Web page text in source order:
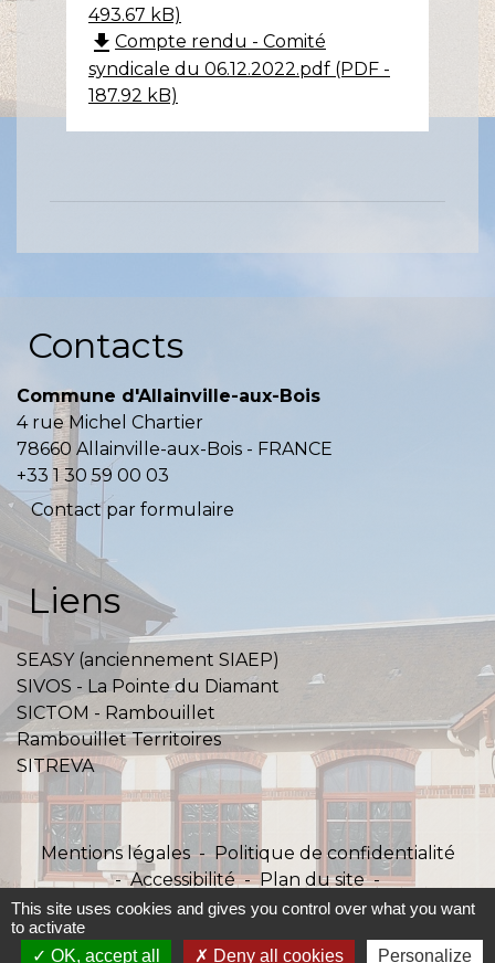
493.67 kB)
file_download Compte rendu - Comité
syndicale du 06.12.2022.pdf (PDF -
187.92 kB)
Contacts
Commune d'Allainville-aux-Bois
4 rue Michel Chartier
78660 Allainville-aux-Bois - FRANCE
+33 1 30 59 00 03
Contact par formulaire
Liens
SEASY (anciennement SIAEP)
SIVOS - La Pointe du Diamant
SICTOM - Rambouillet
Rambouillet Territoires
SITREVA
Mentions légales - Politique de confidentialité
- Accessibilité - Plan du site -
Gestion des cookies
This site uses cookies and gives you control over what you want
to activate
OK, accept all
Deny all cookies Personalize